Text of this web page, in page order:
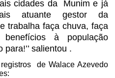
cidades da
Munim e já
atuante gestor da
trabalha faça chuva, faça
à população
salientou .
de Walace Azevedo